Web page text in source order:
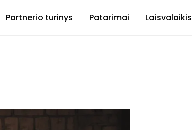
Partnerio turinys Patarimai Laisvalaikis